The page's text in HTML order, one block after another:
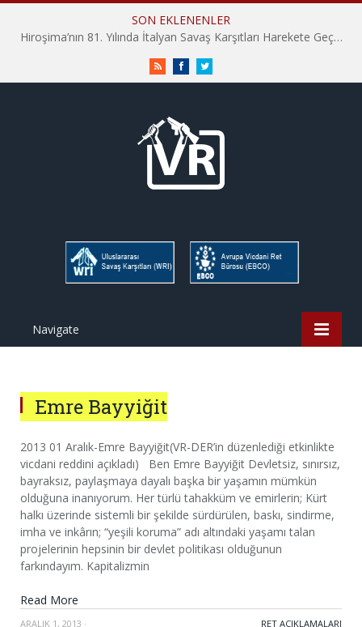
SON EKLENENLER
Hiroşima’nın 81. Yılında İtalyan Savaş Karşıtları Harekete Geçti: “Hatırlamak yeterli değil”
RSS FacebookTwitter
Navigate
Emre Bayyiğit
2013 01 Aralık-Emre Bayyiğit(VR-DER’in düzenlediği etkinlikte
vicdani reddini açıkladı) Ben Emre Bayyiğit Devletsiz, sınırsız,
bayraksız, paylaşmaya dayalı başka bir yaşamın mümkün
olduğuna inanıyorum. Her türlü tahakküm ve emirlerin; Kürt
halkı üzerinde sistemli bir şekilde sürdürülen, baskı, sindirme,
imha ve inkârın; “yeşili koruma” adı altındaki yaşamı talan
projelerinin hepsinin bir devlet politikası olduğunun
farkındayım. Kapitalizmin
Read More
ARALIK 1, 2013 · RET AÇIKLAMALARI